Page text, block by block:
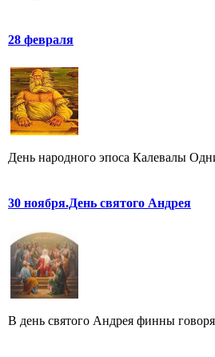
28 февраля
День народного эпоса Калевалы
30 ноября.День святого Андрея
В день святого Андрея финны